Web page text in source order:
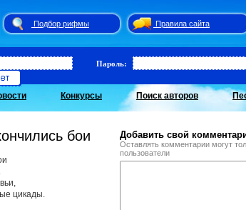
Подбор рифмы
Правила сайта
Пароль:
Конкурсы Поиск авторов
бои
цикады.
Добавить свой
Оставлять комментарии могут
пользователи